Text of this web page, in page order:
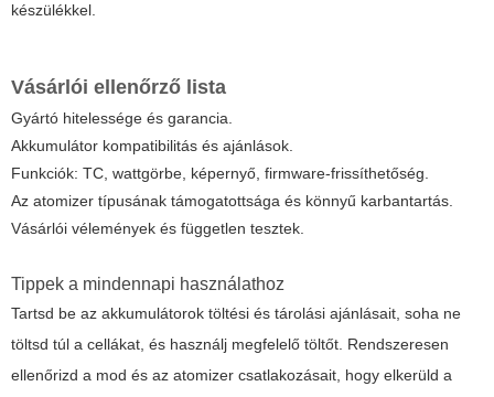
készülékkel.
Vásárlói ellenőrző lista
Gyártó hitelessége és garancia.
Akkumulátor kompatibilitás és ajánlások.
Funkciók: TC, wattgörbe, képernyő, firmware-frissíthetőség.
Az atomizer típusának támogatottsága és könnyű karbantartás.
Vásárlói vélemények és független tesztek.
Tippek a mindennapi használathoz
Tartsd be az akkumulátorok töltési és tárolási ajánlásait, soha ne
töltsd túl a cellákat, és használj megfelelő töltőt. Rendszeresen
ellenőrizd a mod és az atomizer csatlakozásait, hogy elkerüld a